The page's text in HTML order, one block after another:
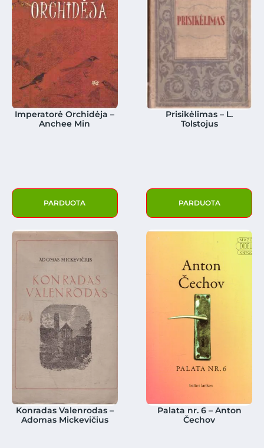
Imperatorė Orchidėja –
Anchee Min
PARDUOTA
Prisikėlimas – L.
Tolstojus
PARDUOTA
Konradas Valenrodas –
Adomas Mickevičius
Palata nr. 6 – Anton
Čechov